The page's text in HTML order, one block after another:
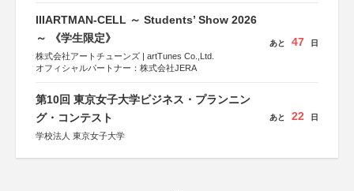
IIIARTMAN-CELL ～ Students’ Show 2026
～ 《学生限定》
株式会社アートチューンズ | artTunes Co.,Ltd.
オフィシャルパートナー：株式会社JERA
あと 47 日
第10回 東京女子大学ビジネス・プランニン
グ・コンテスト
学校法人 東京女子大学
あと 22 日